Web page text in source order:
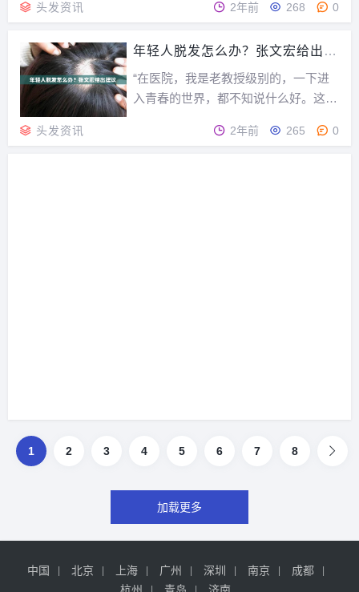
普遍备受关注的问题，今天就和大家分
清楚脱发≠落发，每人约有10万根头
发，正常情况下每天脱落的头发在100
根以内，且为均匀脱...
头发资讯 2年前 268 0
年轻人脱发怎么办？张文宏给出建
“在医院，我是老教授级别的，一下进
入青春的世界，都不知说什么好。这次
在这次抗疫中作出了很多特别贡献。”
头发资讯 2年前 265 0
1 2 3 4 5 6 7 8
加载更多
中国 北京 上海 广州 深圳 南京
成都